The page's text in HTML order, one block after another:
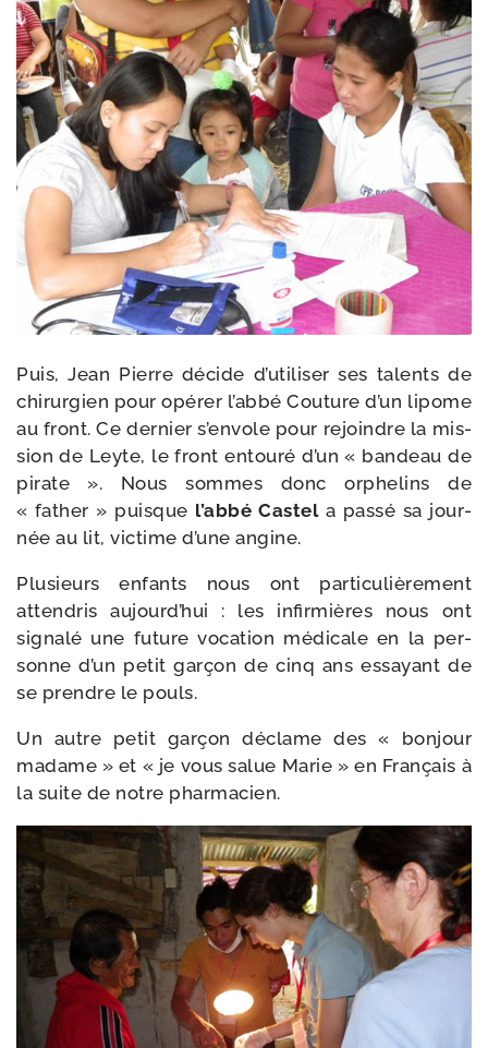
Puis, Jean Pierre décide d’utiliser ses talents de
chi­rur­gien pour opé­rer l’abbé Couture d’un lipome
au front. Ce der­nier s’envole pour rejoindre la mis­
sion de Leyte, le front entou­ré d’un « ban­deau de
pirate ». Nous sommes donc orphe­lins de
« father » puisque l’abbé Castela pas­sé sa jour­
née au lit, vic­time d’une angine.
Plusieurs enfants nous ont par­ti­cu­liè­re­ment
atten­dris aujourd’hui : les infir­mières nous ont
signa­lé une future voca­tion médi­cale en la per­
sonne d’un petit gar­çon de cinq ans essayant de
se prendre le pouls.
Un autre petit gar­çon déclame des « bon­jour
madame » et « je vous salue Marie » en Français à
la suite de notre pharmacien.